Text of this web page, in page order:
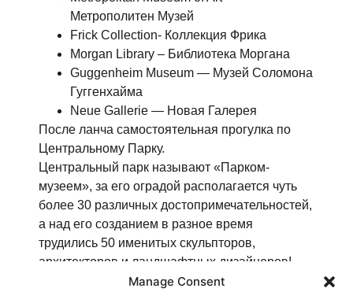
Manage Consent
Метрополитен Музей
Frick Collection- Коллекция Фрика
Morgan Library – Библиотека Моргана
Guggenheim Museum — Музей Соломона
Гуггенхайма
Neue Gallerie — Новая Галерея
После ланча самостоятельная прогулка по
Центральному Парку.
Центральный парк называют «Парком-
музеем», за его оградой располагается чуть
более 30 различных достопримечательностей,
а над его созданием в разное время
трудились 50 именитых скульпторов,
архитекторов и ландшафтных дизайнеров!